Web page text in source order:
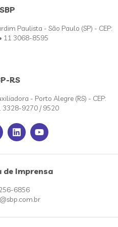
Paulista - São Paulo (SP) - CEP:
11 3068-8595
RS
- Porto Alegre (RS) - CEP:
3328-9270 / 9520
de Imprensa
6856